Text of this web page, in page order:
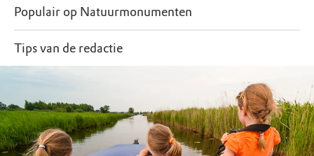
Populair op Natuurmonumenten
Tips van de redactie